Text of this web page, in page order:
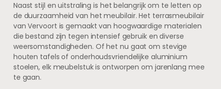
Naast stijl en uitstraling is het belangrijk om te letten op
de duurzaamheid van het meubilair. Het terrasmeubilair
van Vervoort is gemaakt van hoogwaardige materialen
die bestand zijn tegen intensief gebruik en diverse
weersomstandigheden. Of het nu gaat om stevige
houten tafels of onderhoudsvriendelijke aluminium
stoelen, elk meubelstuk is ontworpen om jarenlang mee
te gaan.